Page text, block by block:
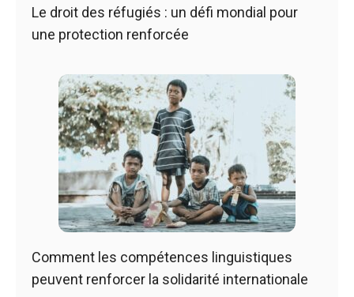
Le droit des réfugiés : un défi mondial pour
une protection renforcée
Comment les compétences linguistiques
peuvent renforcer la solidarité internationale